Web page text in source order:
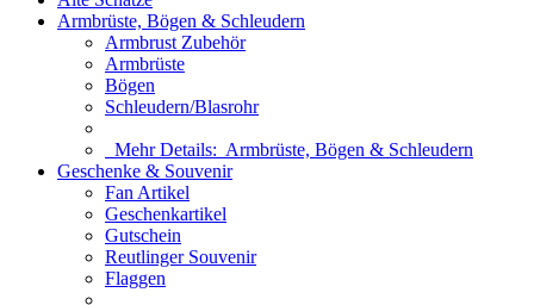
Armbrüste, Bögen & Schleudern
Armbrust Zubehör
Armbrüste
Bögen
Schleudern/Blasrohr
Mehr Details: Armbrüste, Bögen & Schleudern
Geschenke & Souvenir
Fan Artikel
Geschenkartikel
Gutschein
Reutlinger Souvenir
Flaggen